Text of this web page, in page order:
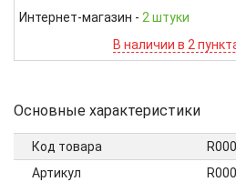
Интернет-магазин - 2 штуки
В наличии в 2
Основные характеристики
Код товара
Артикул